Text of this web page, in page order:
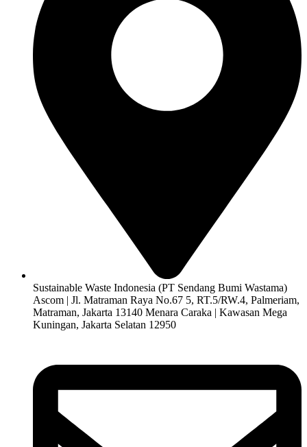
Sustainable Waste Indonesia (PT Sendang Bumi Wastama)
Ascom | Jl. Matraman Raya No.67 5, RT.5/RW.4, Palmeriam,
Matraman, Jakarta 13140 Menara Caraka | Kawasan Mega
Kuningan, Jakarta Selatan 12950